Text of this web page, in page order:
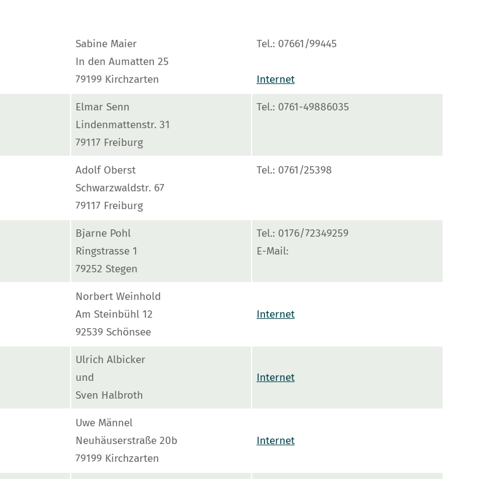
Sabine Maier
In den Aumatten 25
79199 Kirchzarten
Tel.: 07661/99445
Internet
Elmar Senn
Lindenmattenstr. 31
79117 Freiburg
Tel.: 0761-49886035
Adolf Oberst
Schwarzwaldstr. 67
79117 Freiburg
Tel.: 0761/25398
Bjarne Pohl
Ringstrasse 1
79252 Stegen
Tel.: 0176/72349259
E-Mail:
Norbert Weinhold
Am Steinbühl 12
92539 Schönsee
Internet
Ulrich Albicker
und
Sven Halbroth
Internet
Uwe Männel
Neuhäuserstraße 20b
79199 Kirchzarten
Internet